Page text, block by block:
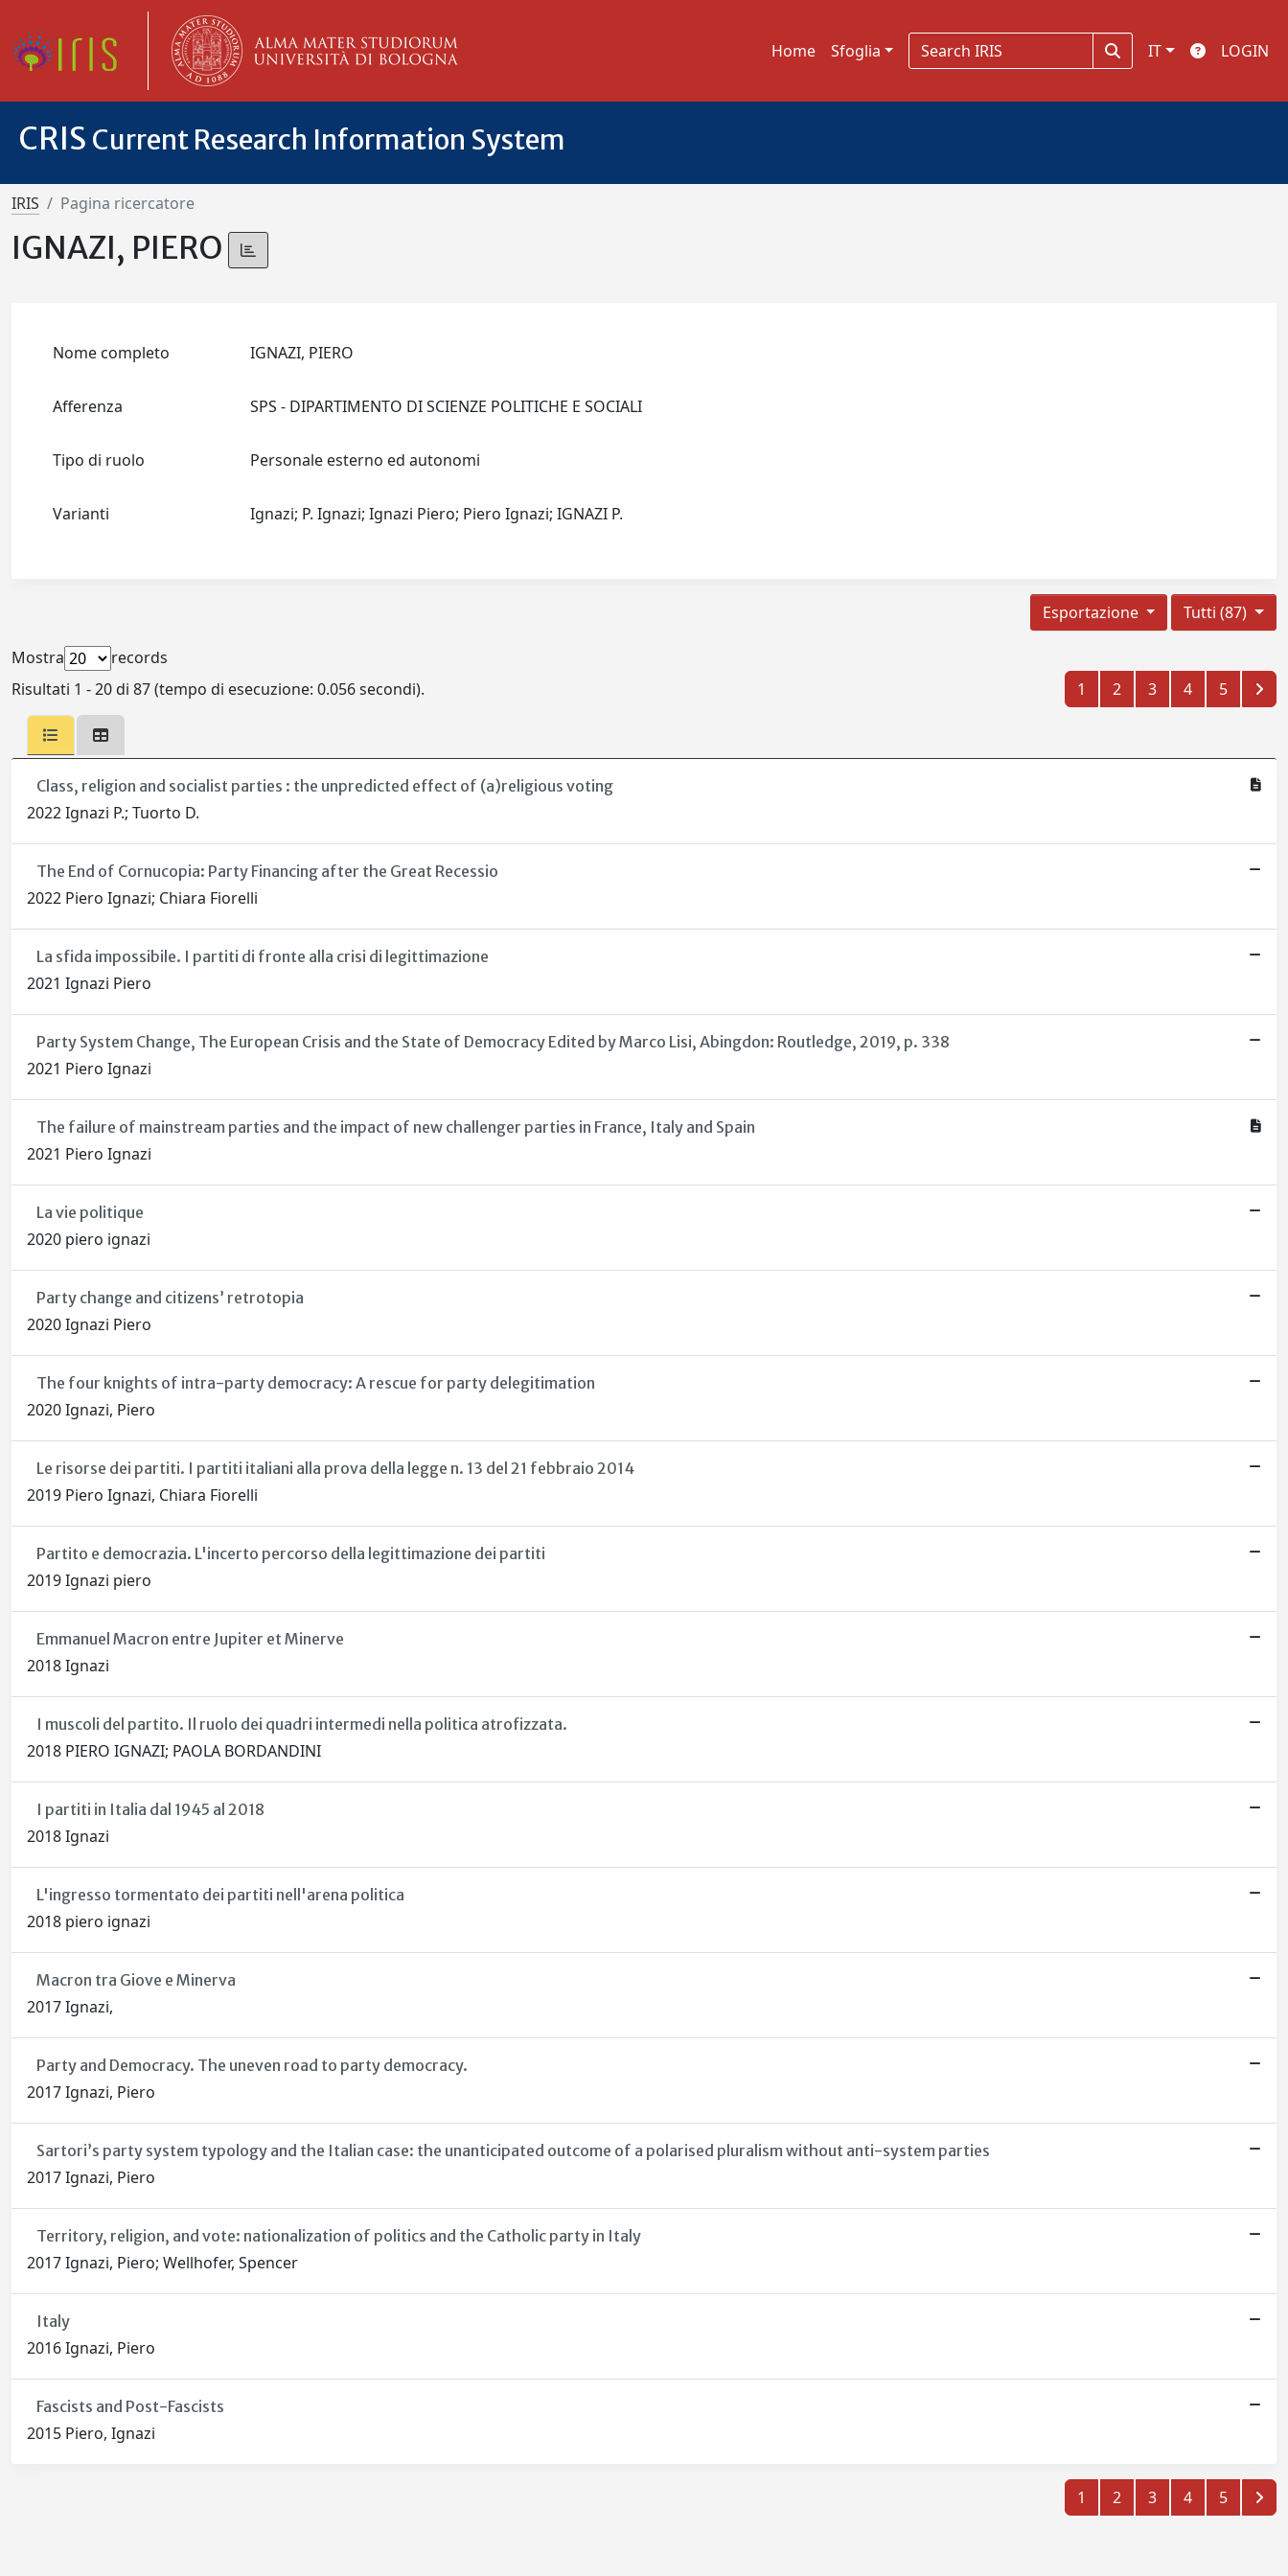
Home Sfoglia IT LOGIN
CRIS Current Research Information System
IRIS Pagina ricercatore
IGNAZI, PIERO
Nome completo IGNAZI, PIERO
Afferenza SPS - DIPARTIMENTO DI SCIENZE POLITICHE E SOCIALI
Tipo di ruolo Personale esterno ed autonomi
Varianti Ignazi; P. Ignazi; Ignazi Piero; Piero Ignazi; IGNAZI P.
Tutti (87)
Esportazione
Mostra
records
Risultati 1 - 20 di 87 (tempo di esecuzione: 0.056 secondi).
1 2 3 4 5
Class, religion and socialist parties : the unpredicted effect of (a)religious voting
2022 Ignazi P.; Tuorto D.
The End of Cornucopia: Party Financing after the Great Recessio
2022 Piero Ignazi; Chiara Fiorelli
La sfida impossibile. I partiti di fronte alla crisi di legittimazione
2021 Ignazi Piero
Party System Change, The European Crisis and the State of Democracy Edited by Marco Lisi, Abingdon: Routledge, 2019, p. 338
2021 Piero Ignazi
The failure of mainstream parties and the impact of new challenger parties in France, Italy and Spain
2021 Piero Ignazi
La vie politique
2020 piero ignazi
Party change and citizens’ retrotopia
2020 Ignazi Piero
The four knights of intra-party democracy: A rescue for party delegitimation
2020 Ignazi, Piero
Le risorse dei partiti. I partiti italiani alla prova della legge n. 13 del 21 febbraio 2014
2019 Piero Ignazi, Chiara Fiorelli
Partito e democrazia. L'incerto percorso della legittimazione dei partiti
2019 Ignazi piero
Emmanuel Macron entre Jupiter et Minerve
2018 Ignazi
I muscoli del partito. Il ruolo dei quadri intermedi nella politica atrofizzata.
2018 PIERO IGNAZI; PAOLA BORDANDINI
I partiti in Italia dal 1945 al 2018
2018 Ignazi
L'ingresso tormentato dei partiti nell'arena politica
2018 piero ignazi
Macron tra Giove e Minerva
2017 Ignazi,
Party and Democracy. The uneven road to party democracy.
2017 Ignazi, Piero
Sartori’s party system typology and the Italian case: the unanticipated outcome of a polarised pluralism without anti-system parties
2017 Ignazi, Piero
Territory, religion, and vote: nationalization of politics and the Catholic party in Italy
2017 Ignazi, Piero; Wellhofer, Spencer
Italy
2016 Ignazi, Piero
Fascists and Post-Fascists
2015 Piero, Ignazi
1 2 3 4 5